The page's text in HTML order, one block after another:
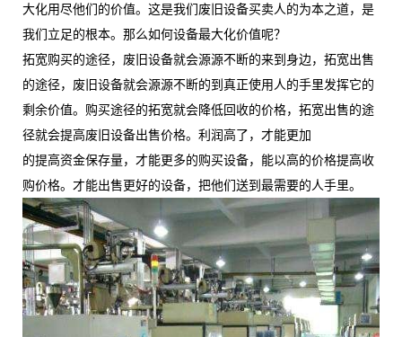
大化用尽他们的价值。这是我们废旧设备买卖人的为本之道，是
我们立足的根本。那么如何设备最大化价值呢？
拓宽购买的途径，废旧设备就会源源不断的来到身边，拓宽出售
的途径，废旧设备就会源源不断的到真正使用人的手里发挥它的
剩余价值。购买途径的拓宽就会降低回收的价格，拓宽出售的途
径就会提高废旧设备出售价格。利润高了，才能更加
的提高资金保存量，才能更多的购买设备，能以高的价格提高收
购价格。才能出售更好的设备，把他们送到最需要的人手里。